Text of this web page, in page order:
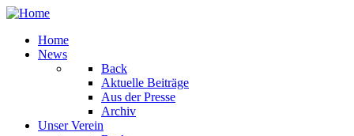
Home
News
Back
Aktuelle Beiträge
Aus der Presse
Archiv
Unser Verein